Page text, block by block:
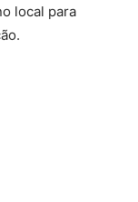
local para